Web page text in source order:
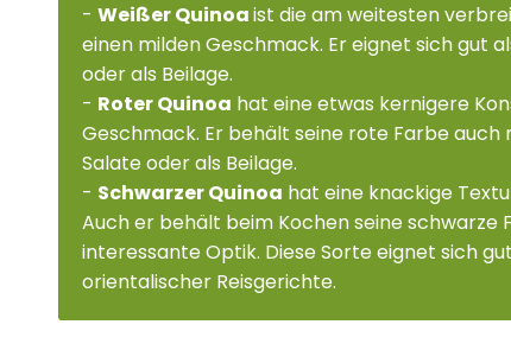
-Weißer Quinoaist die am weitesten
einen milden Geschmack. Er eignet sich gut
oder als Beilage.
- Roter Quinoa hat eine etwas kernigere
Geschmack. Er behält seine rote Farbe
Salate oder als Beilage.
- Schwarzer Quinoa hat eine knackige
Auch er behält beim Kochen seine schwarze
interessante Optik. Diese Sorte eignet sich
orientalischer Reisgerichte.